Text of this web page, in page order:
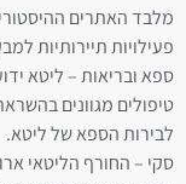
מלבד האתרים
פעילויות תיירותיות
ספא ובריאות – ליטא
טיפולים מגוונים
לבירות הספא של ליטא.
סקי – החורף הליטאי